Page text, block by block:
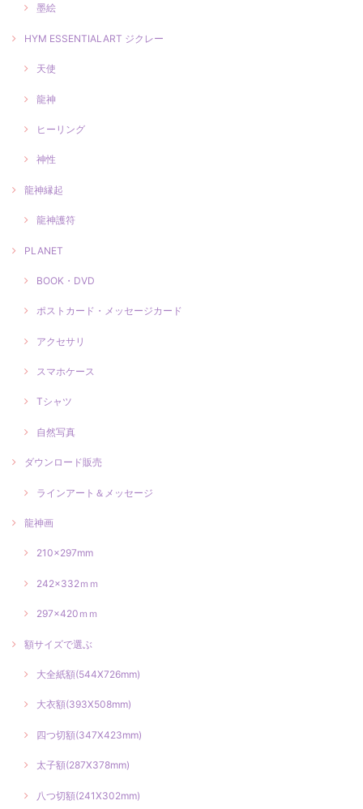
墨絵
HYM ESSENTIALART ジクレー
天使
龍神
ヒーリング
神性
龍神縁起
龍神護符
PLANET
BOOK・DVD
ポストカード・メッセージカード
アクセサリ
スマホケース
Tシャツ
自然写真
ダウンロード販売
ラインアート＆メッセージ
龍神画
210×297mm
242×332ｍｍ
297×420ｍｍ
額サイズで選ぶ
大全紙額(544X726mm)
大衣額(393X508mm)
四つ切額(347X423mm)
太子額(287X378mm)
八つ切額(241X302mm)